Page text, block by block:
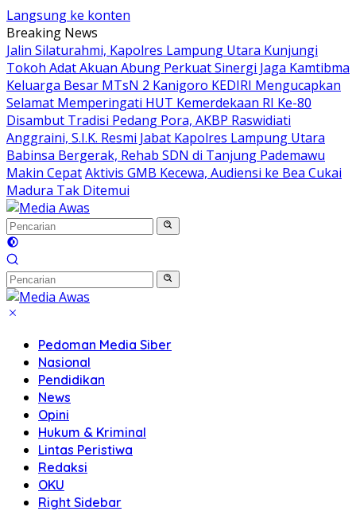
Langsung ke konten
Breaking News
Jalin Silaturahmi, Kapolres Lampung Utara Kunjungi
Tokoh Adat Akuan Abung Perkuat Sinergi Jaga Kamtibma
Keluarga Besar MTsN 2 Kanigoro KEDIRI Mengucapkan
Selamat Memperingati HUT Kemerdekaan RI Ke-80
Disambut Tradisi Pedang Pora, AKBP Raswidiati
Anggraini, S.I.K. Resmi Jabat Kapolres Lampung Utara
Babinsa Bergerak, Rehab SDN di Tanjung Pademawu
Makin CepatAktivis GMB Kecewa, Audiensi ke Bea Cukai
Madura Tak Ditemui
Pedoman Media Siber
Nasional
Pendidikan
News
Opini
Hukum & Kriminal
Lintas Peristiwa
Redaksi
OKU
Right Sidebar